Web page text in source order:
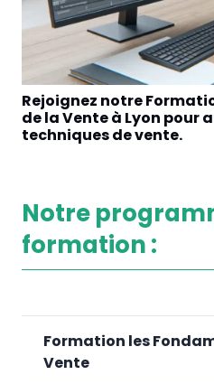
Rejoignez notre
de la Vente à Lyon pour
techniques de vente.
Notre
formation :
Formation les
Vente